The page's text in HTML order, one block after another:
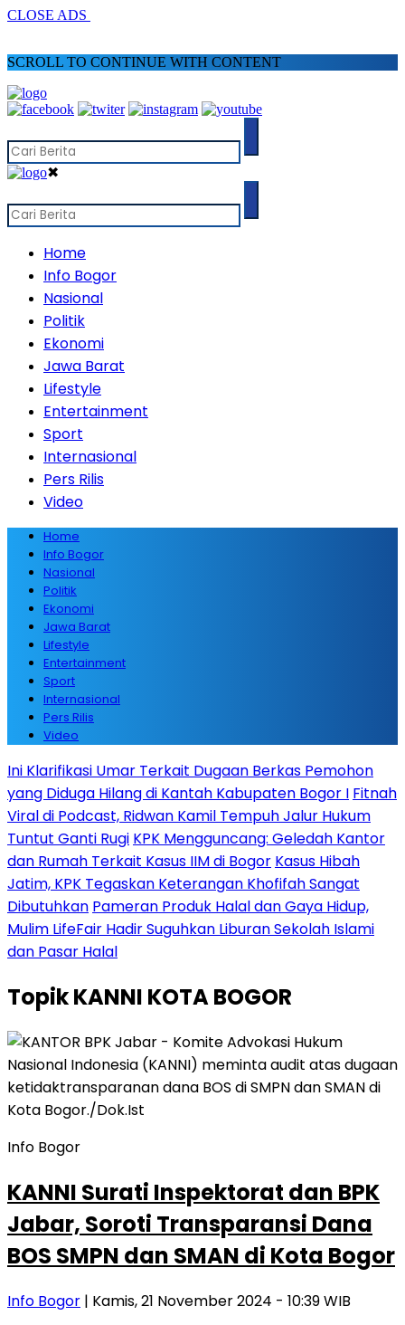
CLOSE ADS
SCROLL TO CONTINUE WITH CONTENT
✖
Home
Info Bogor
Nasional
Politik
Ekonomi
Jawa Barat
Lifestyle
Entertainment
Sport
Internasional
Pers Rilis
Video
Home
Info Bogor
Nasional
Politik
Ekonomi
Jawa Barat
Lifestyle
Entertainment
Sport
Internasional
Pers Rilis
Video
Ini Klarifikasi Umar Terkait Dugaan Berkas Pemohon
yang Diduga Hilang di Kantah Kabupaten Bogor I Fitnah
Viral di Podcast, Ridwan Kamil Tempuh Jalur Hukum
Tuntut Ganti Rugi KPK Mengguncang: Geledah Kantor
dan Rumah Terkait Kasus IIM di Bogor Kasus Hibah
Jatim, KPK Tegaskan Keterangan Khofifah Sangat
Dibutuhkan Pameran Produk Halal dan Gaya Hidup,
Mulim LifeFair Hadir Suguhkan Liburan Sekolah Islami
dan Pasar Halal
TopikKANNI KOTA BOGOR
Info Bogor
KANNI Surati Inspektorat dan BPK
Jabar, Soroti Transparansi Dana
BOS SMPN dan SMAN di Kota Bogor
Info Bogor | Kamis, 21 November 2024 - 10:39 WIB